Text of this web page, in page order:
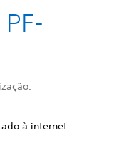
à internet.